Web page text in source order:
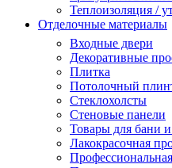
Теплоизоляция /
Отделочные материалы
Входные двери
Декоративные
Плитка
Потолочный
Стеклохолсты
Стеновые панели
Товары для бани
Лакокрасочная